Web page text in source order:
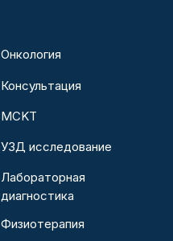
Онкология
Консультация
МСKТ
УЗД исследование
Лабораторная
диагностика
Физиотерапия